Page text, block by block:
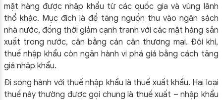
mặt hàng được nhập khẩu từ các quốc gia và vùng lãnh
thổ khác. Mục đích là để tăng nguồn thu vào ngân sách
nhà nước, đồng thời giảm cạnh tranh với các mặt hàng sản
xuất trong nước, cân bằng cán cân thương mại. Đôi khi,
thuế nhập khẩu còn ngăn hành vi phá giá bằng cách tăng
giá nhập khẩu.
Đi song hành với thuế nhập khẩu là thuế xuất khẩu. Hai loại
thuế này thường được gọi chung là thuế xuất – nhập khẩu